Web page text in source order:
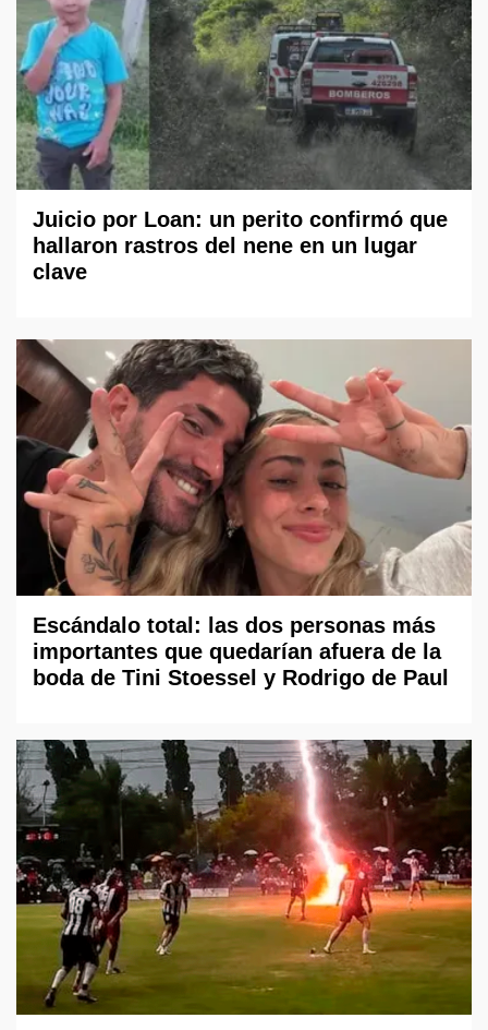
Juicio por Loan: un perito confirmó que
hallaron rastros del nene en un lugar
clave
Escándalo total: las dos personas más
importantes que quedarían afuera de la
boda de Tini Stoessel y Rodrigo de Paul